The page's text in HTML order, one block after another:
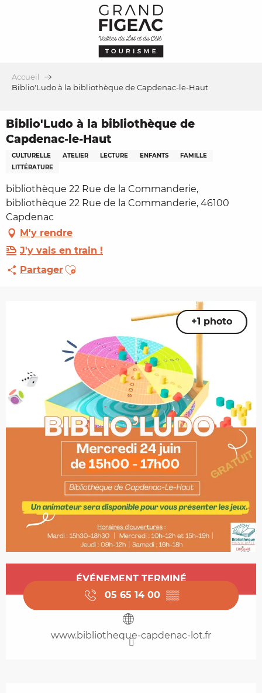
Accueil
Biblio'Ludo à la bibliothèque de Capdenac-le-Haut
Biblio'Ludo à la bibliothèque de
Capdenac-le-Haut
CULTURELLE ATELIER LECTURE ENFANTS
FAMILLE
LITTÉRATURE
bibliothèque 22 Rue de la Commanderie,
bibliothèque 22 Rue de la Commanderie, 46100
Capdenac
M'y rendre
J'y vais en train !
PartagerAjouter aux favoris
+1 photo
Ouverture et coordonnées
ÉVÉNEMENT TERMINÉ
05 65 14 00 ▒▒
www.bibliotheque-capdenac-lot.fr